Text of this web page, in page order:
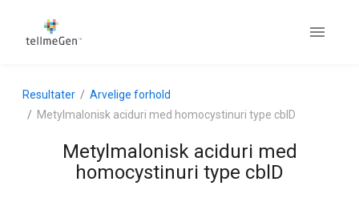
Resultater
Arvelige forhold
Metylmalonisk aciduri med homocystinuri type cblD
Metylmalonisk aciduri med
homocystinuri type cblD